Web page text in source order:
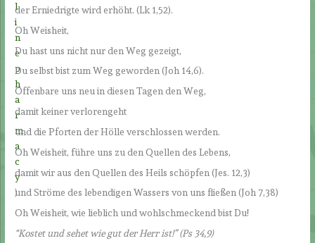
l
i
n
e
p
h
a
r
m
a
c
y
)
der Erniedrigte wird erhöht. (Lk 1,52).
Oh Weisheit,
Du hast uns nicht nur den Weg gezeigt,
Du selbst bist zum Weg geworden (Joh 14,6).
Offenbare uns neu in diesen Tagen den Weg,
damit keiner verlorengeht
und die Pforten der Hölle verschlossen werden.
Oh Weisheit, führe uns zu den Quellen des Lebens,
damit wir aus den Quellen des Heils schöpfen (Jes. 12,3)
und Ströme des lebendigen Wassers von uns fließen (Joh 7,38)
Oh Weisheit, wie lieblich und wohlschmeckend bist Du!
“Kostet und sehet wie gut der Herr ist!” (Ps 34,9)